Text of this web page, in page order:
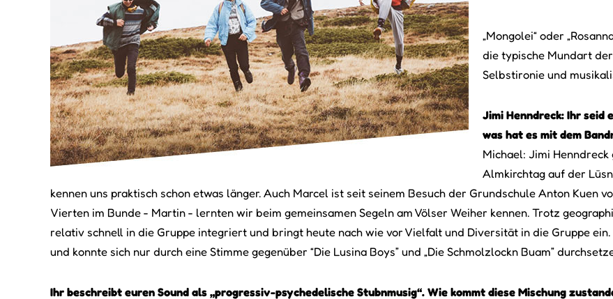
„Mongolei“ oder
die typische Mundart
Selbstironie und
Jimi Henndreck: Ihr seid
was hat es mit dem
Michael: Jimi
Almkirchtag auf der
kennen uns praktisch schon etwas länger. Auch Marcel ist seit seinem Besuch der Grundschule Anton Kuen
Vierten im Bunde - Martin - lernten wir beim gemeinsamen Segeln am Völser Weiher kennen. Trotz
relativ schnell in die Gruppe integriert und bringt heute nach wie vor Vielfalt und Diversität in die Gruppe
und konnte sich nur durch eine Stimme gegenüber “Die Lusina Boys” und „Die Schmolzlockn Buam”
Ihr beschreibt euren Sound als „progressiv-psychedelische Stubnmusig“. Wie kommt diese Mischung